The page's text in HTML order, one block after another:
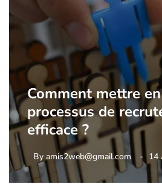
Comment mettre
processus de
efficace ?
By amis2web@gmail.com 14